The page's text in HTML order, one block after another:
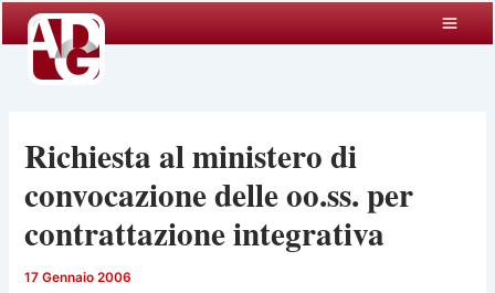
contenuto
Richiesta al ministero di
convocazione delle oo.ss. per
contrattazione integrativa
17 Gennaio 2006